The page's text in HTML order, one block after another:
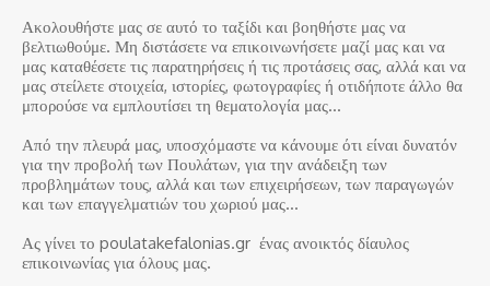
Ακολουθήστε μας σε αυτό το ταξίδι και βοηθήστε μας να
βελτιωθούμε. Μη διστάσετε να επικοινωνήσετε μαζί μας και να
μας καταθέσετε τις παρατηρήσεις ή τις προτάσεις σας, αλλά και να
μας στείλετε στοιχεία, ιστορίες, φωτογραφίες ή οτιδήποτε άλλο θα
μπορούσε να εμπλουτίσει τη θεματολογία μας…
Από την πλευρά μας, υποσχόμαστε να κάνουμε ότι είναι δυνατόν
για την προβολή των Πουλάτων, για την ανάδειξη των
προβλημάτων τους, αλλά και των επιχειρήσεων, των παραγωγών
και των επαγγελματιών του χωριού μας…
Ας γίνει το poulatakefalonias.gr ένας ανοικτός δίαυλος
επικοινωνίας για όλους μας.